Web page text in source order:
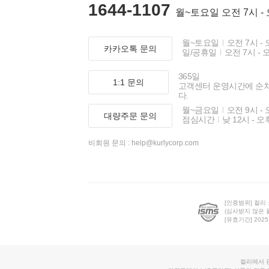
1644-1107 월~토요일 오전 7시 -
카카오톡 문의
월~토요일
오전 7시 -
일/공휴일
오전 7시 -
1:1 문의
365일
고객센터 운영시간에 순
다.
대량주문 문의
월~금요일
오전 9시 -
점심시간
낮 12시 - 오
비회원 문의 : help@kurlycorp.com
[인증범위] 컬리
(심사받지 않은
[유효기간]
컬리에서